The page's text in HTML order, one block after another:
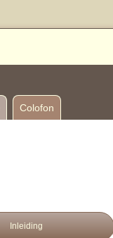
Colofon
Inleiding